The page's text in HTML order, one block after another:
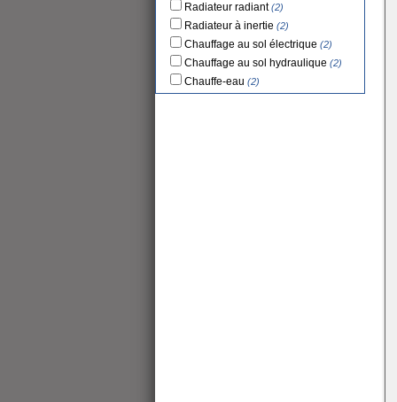
Radiateur radiant(2)
Radiateur à inertie (2)
Chauffage au sol électrique (2)
Chauffage au sol hydraulique (2)
Chauffe-eau (2)